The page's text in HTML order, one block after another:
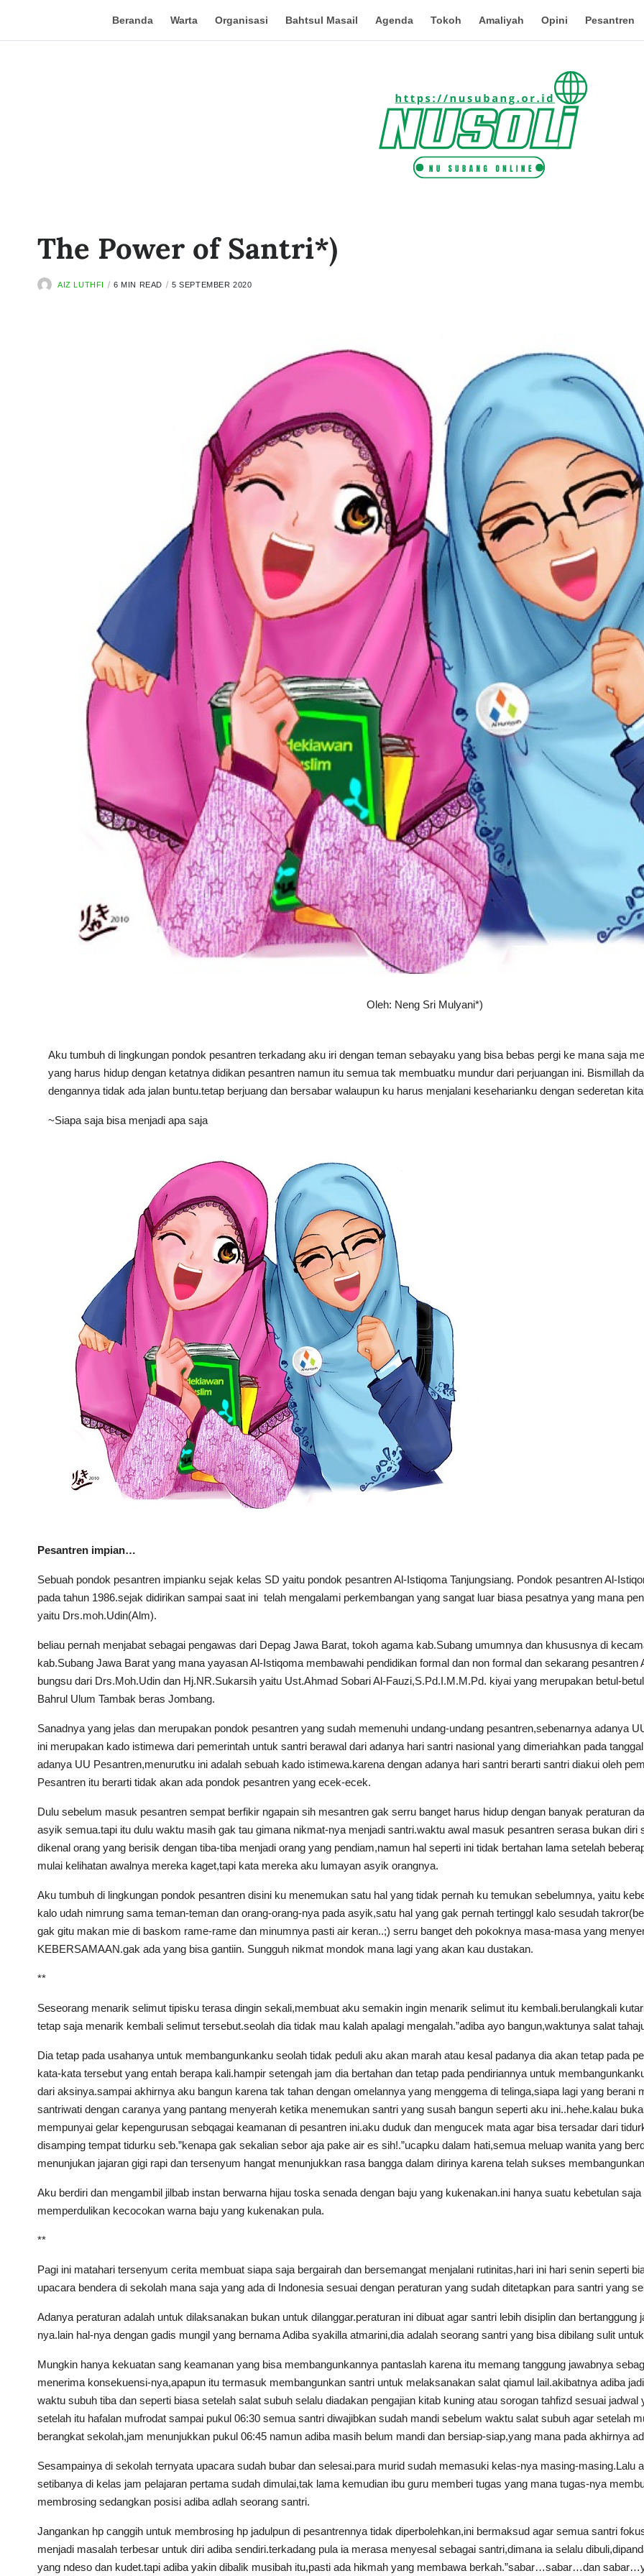
Beranda Warta Organisasi Bahtsul Masail Agenda Tokoh Amaliyah Opini Pesantren
The Power of Santri*)
AIZ LUTHFI 6 MIN READ 5 SEPTEMBER 2020
Oleh: Neng Sri Mulyani*)
Aku tumbuh di lingkungan pondok pesantren terkadang aku iri dengan teman sebayaku yang bisa bebas pergi ke mana saja
yang harus hidup dengan ketatnya didikan pesantren namun itu semua tak membuatku mundur dari perjuangan ini. Bismillah
dengannya tidak ada jalan buntu.tetap berjuang dan bersabar walaupun ku harus menjalani keseharianku dengan sederetan
~Siapa saja bisa menjadi apa saja
Pesantren impian…
Sebuah pondok pesantren impianku sejak kelas SD yaitu pondok pesantren Al-Istiqoma Tanjungsiang. Pondok pesantren Al-
pada tahun 1986.sejak didirikan sampai saat ini telah mengalami perkembangan yang sangat luar biasa pesatnya yang mana
yaitu Drs.moh.Udin(Alm).
beliau pernah menjabat sebagai pengawas dari Depag Jawa Barat, tokoh agama kab.Subang umumnya dan khususnya di
kab.Subang Jawa Barat yang mana yayasan Al-Istiqoma membawahi pendidikan formal dan non formal dan sekarang pesantren
bungsu dari Drs.Moh.Udin dan Hj.NR.Sukarsih yaitu Ust.Ahmad Sobari Al-Fauzi,S.Pd.I.M.M.Pd. kiyai yang merupakan betul-
Bahrul Ulum Tambak beras Jombang.
Sanadnya yang jelas dan merupakan pondok pesantren yang sudah memenuhi undang-undang pesantren,sebenarnya adanya
ini merupakan kado istimewa dari pemerintah untuk santri berawal dari adanya hari santri nasional yang dimeriahkan pada
adanya UU Pesantren,menurutku ini adalah sebuah kado istimewa.karena dengan adanya hari santri berarti santri diakui oleh
Pesantren itu berarti tidak akan ada pondok pesantren yang ecek-ecek.
Dulu sebelum masuk pesantren sempat berfikir ngapain sih mesantren gak serru banget harus hidup dengan banyak peraturan
asyik semua.tapi itu dulu waktu masih gak tau gimana nikmat-nya menjadi santri.waktu awal masuk pesantren serasa bukan diri
dikenal orang yang berisik dengan tiba-tiba menjadi orang yang pendiam,namun hal seperti ini tidak bertahan lama setelah
mulai kelihatan awalnya mereka kaget,tapi kata mereka aku lumayan asyik orangnya.
Aku tumbuh di lingkungan pondok pesantren disini ku menemukan satu hal yang tidak pernah ku temukan sebelumnya, yaitu
kalo udah nimrung sama teman-teman dan orang-orang-nya pada asyik,satu hal yang gak pernah tertinggl kalo sesudah
gak gitu makan mie di baskom rame-rame dan minumnya pasti air keran..;) serru banget deh pokoknya masa-masa yang
KEBERSAMAAN.gak ada yang bisa gantiin. Sungguh nikmat mondok mana lagi yang akan kau dustakan.
**
Seseorang menarik selimut tipisku terasa dingin sekali,membuat aku semakin ingin menarik selimut itu kembali.berulangkali
tetap saja menarik kembali selimut tersebut.seolah dia tidak mau kalah apalagi mengalah.”adiba ayo bangun,waktunya salat
Dia tetap pada usahanya untuk membangunkanku seolah tidak peduli aku akan marah atau kesal padanya dia akan tetap pada
kata-kata tersebut yang entah berapa kali.hampir setengah jam dia bertahan dan tetap pada pendiriannya untuk
dari aksinya.sampai akhirnya aku bangun karena tak tahan dengan omelannya yang menggema di telinga,siapa lagi yang berani
santriwati dengan caranya yang pantang menyerah ketika menemukan santri yang susah bangun seperti aku ini..hehe.kalau
mempunyai gelar kepengurusan sebqagai keamanan di pesantren ini.aku duduk dan mengucek mata agar bisa tersadar dari
disamping tempat tidurku seb.”kenapa gak sekalian sebor aja pake air es sih!.”ucapku dalam hati,semua meluap wanita yang
menunjukan jajaran gigi rapi dan tersenyum hangat menunjukkan rasa bangga dalam dirinya karena telah sukses
Aku berdiri dan mengambil jilbab instan berwarna hijau toska senada dengan baju yang kukenakan.ini hanya suatu kebetulan
memperdulikan kecocokan warna baju yang kukenakan pula.
**
Pagi ini matahari tersenyum cerita membuat siapa saja bergairah dan bersemangat menjalani rutinitas,hari ini hari senin seperti
upacara bendera di sekolah mana saja yang ada di Indonesia sesuai dengan peraturan yang sudah ditetapkan para santri yang
Adanya peraturan adalah untuk dilaksanakan bukan untuk dilanggar.peraturan ini dibuat agar santri lebih disiplin dan
nya.lain hal-nya dengan gadis mungil yang bernama Adiba syakilla atmarini,dia adalah seorang santri yang bisa dibilang sulit
Mungkin hanya kekuatan sang keamanan yang bisa membangunkannya pantaslah karena itu memang tanggung jawabnya
menerima konsekuensi-nya,apapun itu termasuk membangunkan santri untuk melaksanakan salat qiamul lail.akibatnya adiba
waktu subuh tiba dan seperti biasa setelah salat subuh selalu diadakan pengajian kitab kuning atau sorogan tahfizd sesuai
setelah itu hafalan mufrodat sampai pukul 06:30 semua santri diwajibkan sudah mandi sebelum waktu salat subuh agar setelah
berangkat sekolah,jam menunjukkan pukul 06:45 namun adiba masih belum mandi dan bersiap-siap,yang mana pada akhirnya
Sesampainya di sekolah ternyata upacara sudah bubar dan selesai.para murid sudah memasuki kelas-nya masing-masing.Lalu
setibanya di kelas jam pelajaran pertama sudah dimulai,tak lama kemudian ibu guru memberi tugas yang mana tugas-nya
membrosing sedangkan posisi adiba adlah seorang santri.
Jangankan hp canggih untuk membrosing hp jadulpun di pesantrennya tidak diperbolehkan,ini bermaksud agar semua santri
menjadi masalah terbesar untuk diri adiba sendiri.terkadang pula ia merasa menyesal sebagai santri,dimana ia selalu
yang ndeso dan kudet.tapi adiba yakin dibalik musibah itu,pasti ada hikmah yang membawa berkah.”sabar…sabar…dan